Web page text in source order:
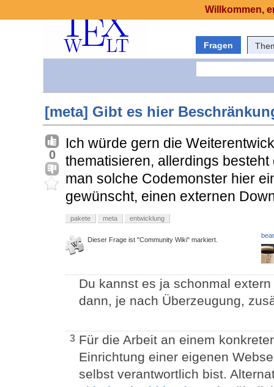
Fragen
[meta] Gibt es hier
0
Ich würde gern die
thematisieren, allerdings
man solche Codemonster hier
gewünscht, einen externen
pakete meta entwicklung
Dieser Frage ist "Community Wiki" markiert.
Du kannst es ja schonmal
dann, je nach Überzeugung,
3 Für die Arbeit an einem
Einrichtung einer eigenen
selbst verantwortlich bist.
Willkommen,